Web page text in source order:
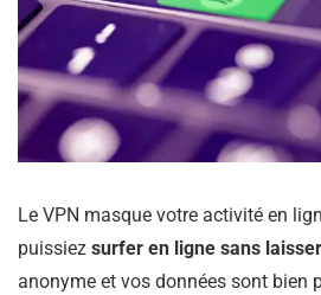
Le VPN masque votre activité en
puissiez surfer en ligne sans
anonyme et vos données sont bien